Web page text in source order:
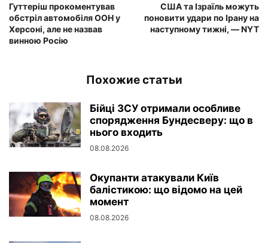
Гуттеріш прокоментував
обстріл автомобіля ООН у
Херсоні, але не назвав
винною Росію
США та Ізраїль можуть
поновити удари по Ірану на
наступному тижні, — NYT
Похожие статьи
Бійці ЗСУ отримали особливе
спорядження Бундесверу: що в
нього входить
08.08.2026
Окупанти атакували Київ
балістикою: що відомо на цей
момент
08.08.2026